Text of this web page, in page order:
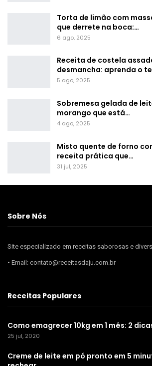
Torta de limão com
que derrete na boca:…
6 ago, 2025
Receita de costela
desmancha: aprenda o
5 ago, 2025
Sobremesa gelada de
morango que está…
4 ago, 2025
Misto quente de forno
receita prática que…
31 jul, 2025
Sobre Nós
Site especializado em receitas saborosas e
• Email: contato@receitasdaju.com.br
Receitas Populares
Como emagrecer 10kg em 1 mês: 2
25 jul, 2020
Creme de leite em pó pronto em 5